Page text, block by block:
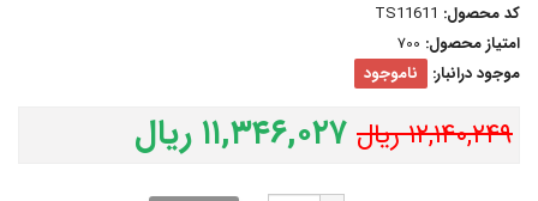
کد محصول: TS11611
امتیاز محصول: 700
موجود درانبار:
ناموجود
۱۲,۱۴۰,۲۴۹ ریال ۱۱,۳۴۶,۰۲۷ ریال